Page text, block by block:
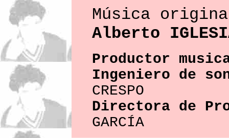
Música
Alberto
Productor
Ingeniero de
CRESPO
Directora de
GARCÍA